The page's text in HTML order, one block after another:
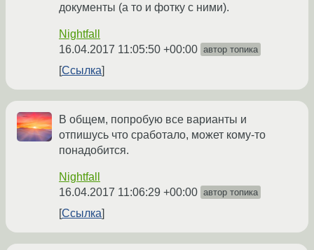
документы (а то и фотку с ними).
Nightfall
16.04.2017 11:05:50 +00:00 автор топика
Ссылка
В общем, попробую все варианты и
отпишусь что сработало, может кому-то
понадобится.
Nightfall
16.04.2017 11:06:29 +00:00 автор топика
Ссылка